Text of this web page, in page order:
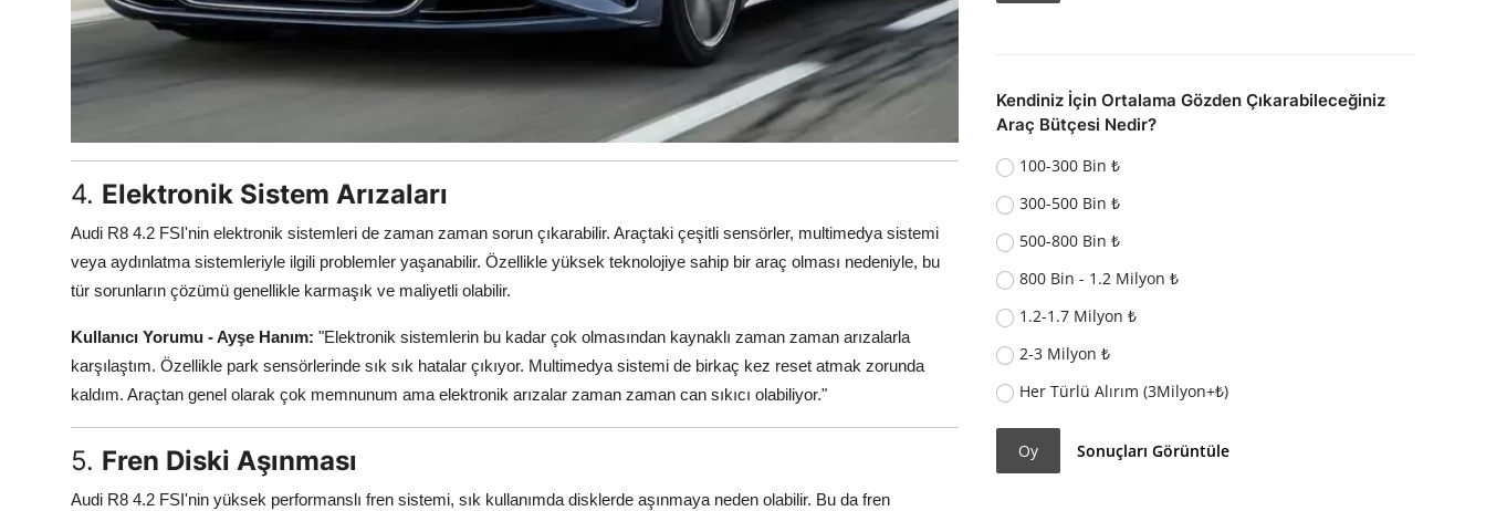
4. Elektronik Sistem Arızaları
Audi R8 4.2 FSI'nin elektronik sistemleri de zaman zaman sorun çıkarabilir. Araçtaki çeşitli sensörler, multimedya sistemi
veya aydınlatma sistemleriyle ilgili problemler yaşanabilir. Özellikle yüksek teknolojiye sahip bir araç olması nedeniyle, bu
tür sorunların çözümü genellikle karmaşık ve maliyetli olabilir.
Kullanıcı Yorumu - Ayşe Hanım: "Elektronik sistemlerin bu kadar çok olmasından kaynaklı zaman zaman arızalarla
karşılaştım. Özellikle park sensörlerinde sık sık hatalar çıkıyor. Multimedya sistemi de birkaç kez reset atmak zorunda
kaldım. Araçtan genel olarak çok memnunum ama elektronik arızalar zaman zaman can sıkıcı olabiliyor."
5. Fren Diski Aşınması
Audi R8 4.2 FSI'nin yüksek performanslı fren sistemi, sık kullanımda disklerde aşınmaya neden olabilir. Bu da fren
Kendiniz İçin Ortalama Gözden Çıkarabileceğiniz
Araç Bütçesi Nedir?
100-300 Bin ₺
300-500 Bin ₺
500-800 Bin ₺
800 Bin - 1.2 Milyon ₺
1.2-1.7 Milyon ₺
2-3 Milyon ₺
Her Türlü Alırım (3Milyon+₺)
Oy Sonuçları Görüntüle